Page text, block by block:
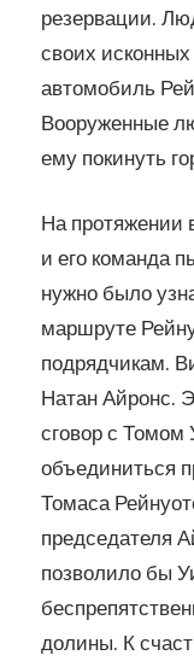
резервации.
своих
автомобиль
Вооруженные
ему покинуть
На протяжении
и его команда
нужно было
маршруте
подрядчикам.
Натан Айронс.
сговор с
объединиться
Томаса
председателя
позволило бы
долины. К